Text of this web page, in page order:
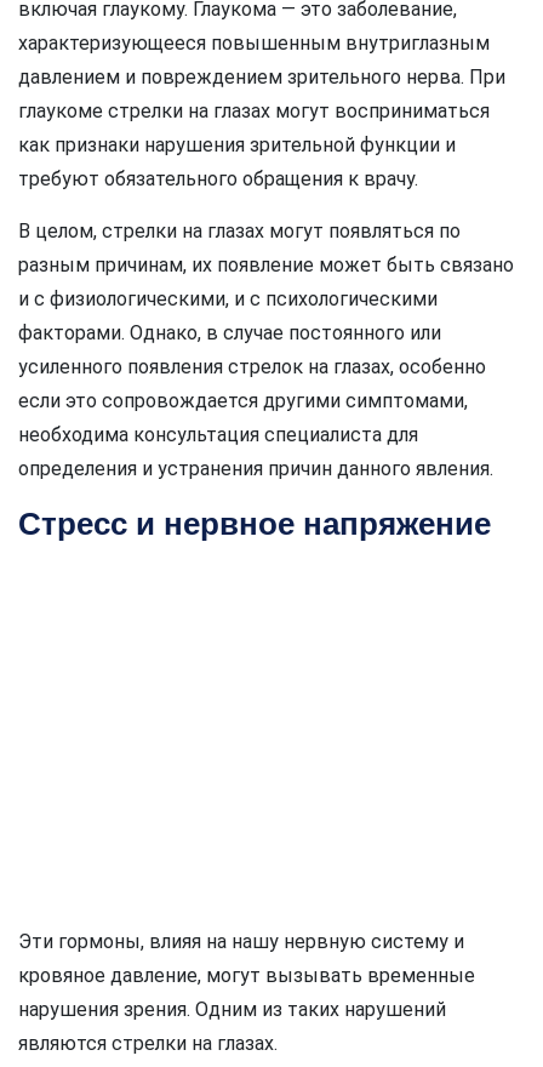
включая глаукому. Глаукома — это заболевание,
характеризующееся повышенным внутриглазным
давлением и повреждением зрительного нерва. При
глаукоме стрелки на глазах могут восприниматься
как признаки нарушения зрительной функции и
требуют обязательного обращения к врачу.
В целом, стрелки на глазах могут появляться по
разным причинам, их появление может быть связано
и с физиологическими, и с психологическими
факторами. Однако, в случае постоянного или
усиленного появления стрелок на глазах, особенно
если это сопровождается другими симптомами,
необходима консультация специалиста для
определения и устранения причин данного явления.
Стресс и нервное напряжение
Эти гормоны, влияя на нашу нервную систему и
кровяное давление, могут вызывать временные
нарушения зрения. Одним из таких нарушений
являются стрелки на глазах.